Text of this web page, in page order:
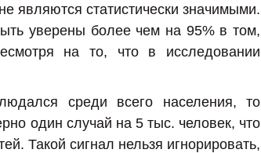
являются статистически значимыми.
уверены более чем на 95% в том,
на то, что в исследовании
среди всего населения, то
один случай на 5 тыс. человек, что
Такой сигнал нельзя игнорировать,